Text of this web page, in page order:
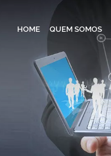
HOME QUEM SOMOS